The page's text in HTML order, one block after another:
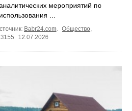
мероприятий по
...
Babr24.com. Общество,
3155 12.07.2026